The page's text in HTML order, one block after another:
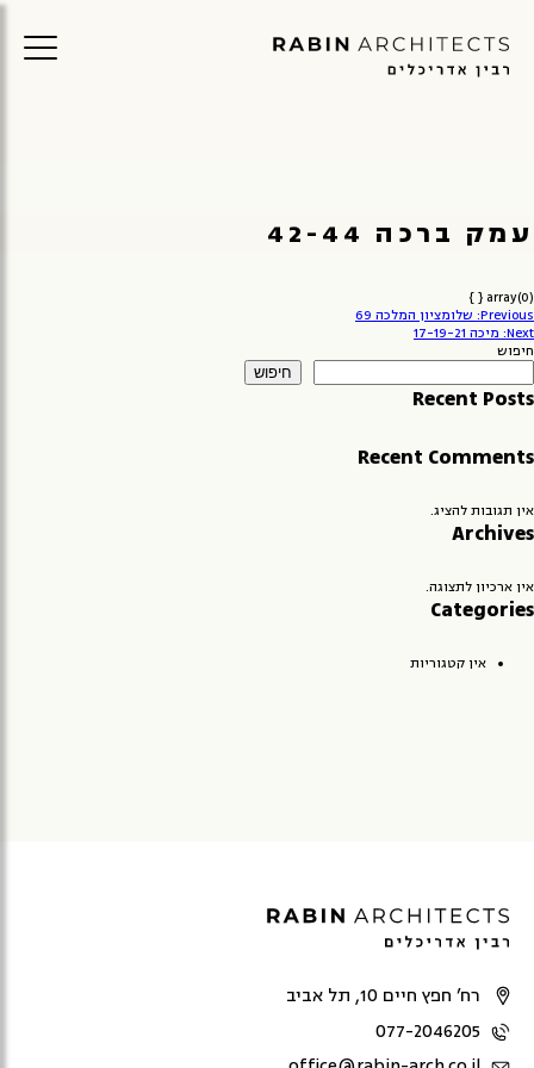
עמק ברכה 42-44
array(0) { }
ניווט
Previous: שלומציון המלכה 69
Next: מיכה 17-19-21
חיפוש
חיפוש
Recent Posts
Recent Comments
אין תגובות להציג.
Archives
אין ארכיון לתצוגה.
Categories
אין קטגוריות
רח’ חפץ חיים 10, תל אביב
077-2046205